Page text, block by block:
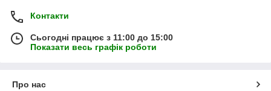
Контакти
Сьогодні працює з 11:00 до 15:00
Показати весь графік роботи
Про нас